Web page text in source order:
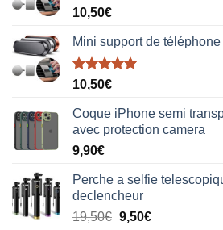
10,50€
Mini support de
Note5.00
10,50€
Coque iPhone semi
avec protection camera
9,90€
Perche a selfie
declencheur
19,50€ 9,50€